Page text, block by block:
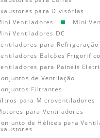
para Divisórias
Ventiladores
Mini
Ventiladores DC
para Refrigeração
Balcões
para Painéis
de Ventilação
Filtrantes
para Microventiladores
para Ventiladores
de Hélices para